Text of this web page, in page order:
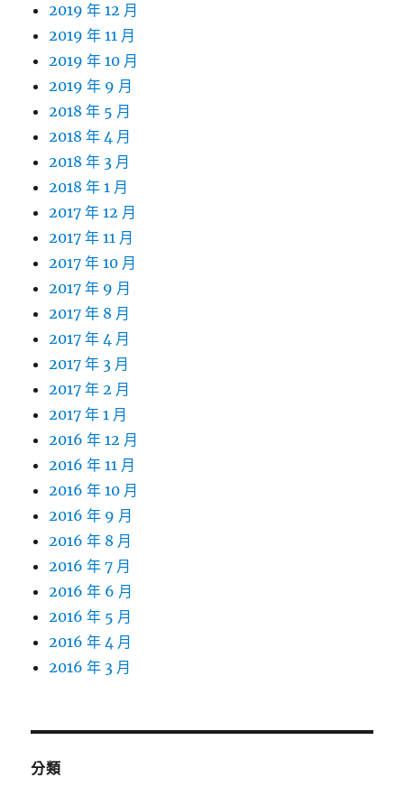
2019 年 12 月
2019 年 11 月
2019 年 10 月
2019 年 9 月
2018 年 5 月
2018 年 4 月
2018 年 3 月
2018 年 1 月
2017 年 12 月
2017 年 11 月
2017 年 10 月
2017 年 9 月
2017 年 8 月
2017 年 4 月
2017 年 3 月
2017 年 2 月
2017 年 1 月
2016 年 12 月
2016 年 11 月
2016 年 10 月
2016 年 9 月
2016 年 8 月
2016 年 7 月
2016 年 6 月
2016 年 5 月
2016 年 4 月
2016 年 3 月
分類